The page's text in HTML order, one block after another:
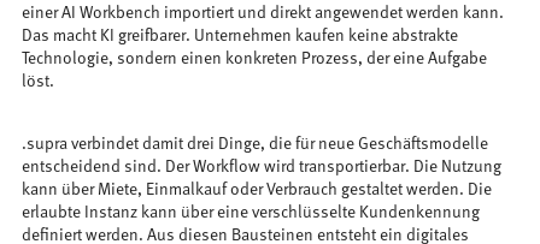
einer AI Workbench importiert und direkt angewendet werden kann.
Das macht KI greifbarer. Unternehmen kaufen keine abstrakte
Technologie, sondern einen konkreten Prozess, der eine Aufgabe
löst.
.supra verbindet damit drei Dinge, die für neue Geschäftsmodelle
entscheidend sind. Der Workflow wird transportierbar. Die Nutzung
kann über Miete, Einmalkauf oder Verbrauch gestaltet werden. Die
erlaubte Instanz kann über eine verschlüsselte Kundenkennung
definiert werden. Aus diesen Bausteinen entsteht ein digitales